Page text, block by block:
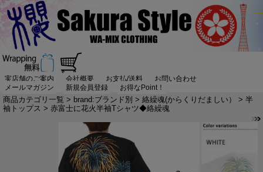
実店舗のご案内 会社概要 お支払/送料
お問い合わせ
メールマガジン
新規会員登録 お得なPoint！
商品カテゴリ一覧 > brand:ブランド別 > 絡繰魂(からくりだましい） > 半
袖トップス > 赤富士に花火半袖Tシャツ◆絡繰魂